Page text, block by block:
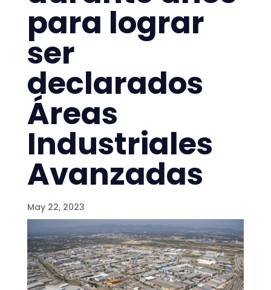
para lograr
ser
declarados
Áreas
Industriales
Avanzadas
May 22, 2023